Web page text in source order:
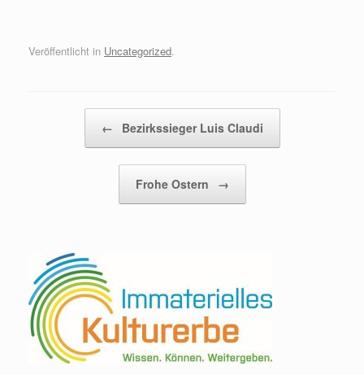
Veröffentlicht in Uncategorized.
← Bezirkssieger Luis Claudi
Frohe Ostern →